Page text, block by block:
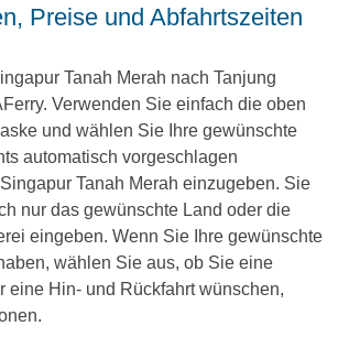
Preise und Abfahrtszeiten
Tanah Merah nach Tanjung
Verwenden Sie einfach die oben
und wählen Sie Ihre gewünschte
automatisch vorgeschlagen
Tanah Merah einzugeben. Sie
nur das gewünschte Land oder die
eingeben. Wenn Sie Ihre gewünschte
wählen Sie aus, ob Sie eine
eine Hin- und Rückfahrt wünschen,